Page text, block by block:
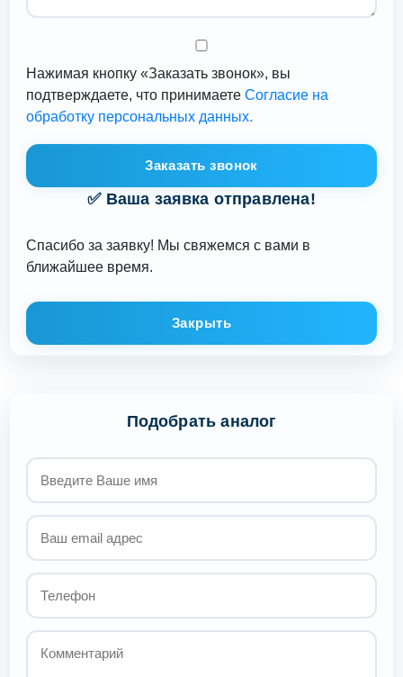
Нажимая кнопку «Заказать звонок», вы
подтверждаете, что принимаетеСогласие на
обработку персональных данных.
Заказать звонок
✅ Ваша заявка отправлена!
Спасибо за заявку! Мы свяжемся с вами в
ближайшее время.
Закрыть
Подобрать аналог